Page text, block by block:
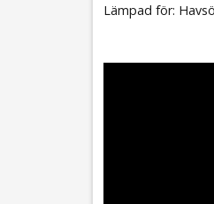
Lämpad för: